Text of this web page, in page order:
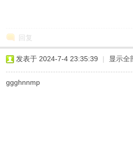
回复
发表于 2024-7-4 23:35:39 | 显示全
ggghnnmp